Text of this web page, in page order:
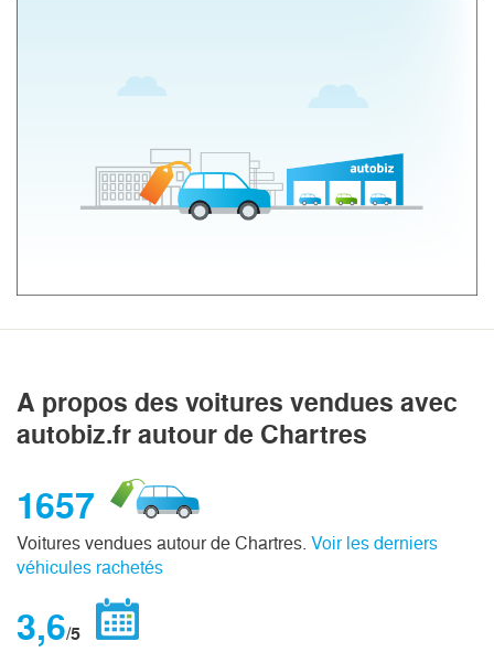
A propos des voitures vendues avec
autobiz.fr autour de Chartres
1657
Voitures vendues autour de Chartres. Voir les derniers
véhicules rachetés
3,6/5